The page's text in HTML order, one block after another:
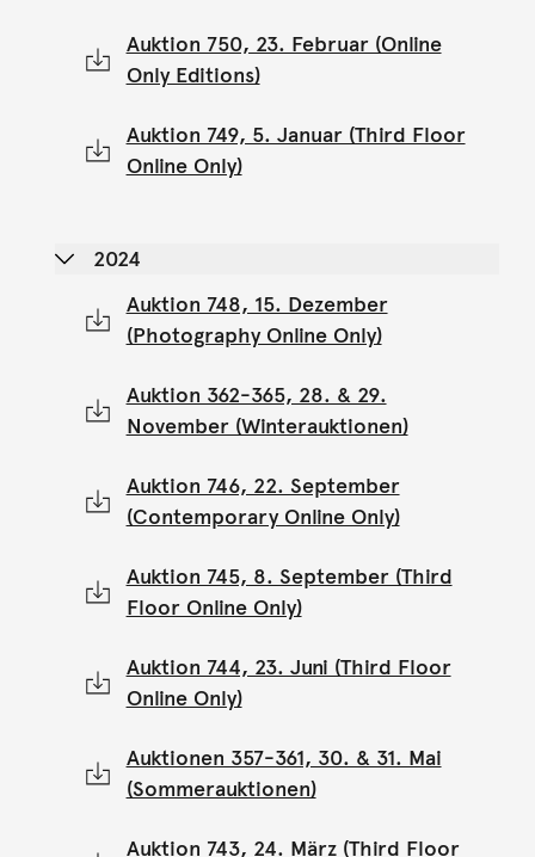
Auktion 750, 23. Februar (Online
Only Editions)
Auktion 749, 5. Januar (Third Floor
Online Only)
2024
Auktion 748, 15. Dezember
(Photography Online Only)
Auktion 362-365, 28. & 29.
November (Winterauktionen)
Auktion 746, 22. September
(Contemporary Online Only)
Auktion 745, 8. September (Third
Floor Online Only)
Auktion 744, 23. Juni (Third Floor
Online Only)
Auktionen 357-361, 30. & 31. Mai
(Sommerauktionen)
Auktion 743, 24. März (Third Floor